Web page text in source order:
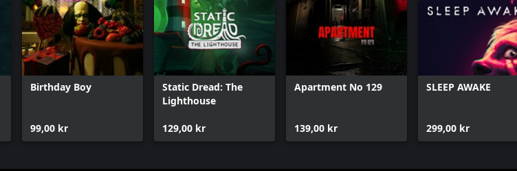
Birthday Boy
99,00 kr
Static Dread: The
Lighthouse
129,00 kr
Apartment No 129
139,00 kr
SLEEP AWAKE
299,00 kr